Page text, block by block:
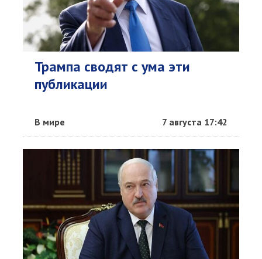
Трампа сводят с ума эти
публикации
В мире 7 августа 17:42